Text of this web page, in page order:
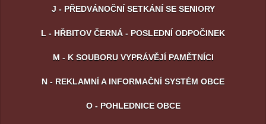
J - PŘEDVÁNOČNÍ SETKÁNÍ SE SENIORY
L - HŘBITOV ČERNÁ - POSLEDNÍ ODPOČINEK
M - K SOUBORU VYPRÁVĚJÍ PAMĚTNÍCI
N - REKLAMNÍ A INFORMAČNÍ SYSTÉM OBCE
O - POHLEDNICE OBCE